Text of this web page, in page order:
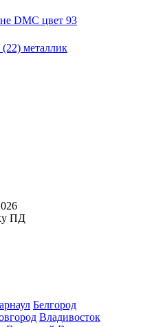
DMC цвет 93
металлик
ПД
Белгород
Владивосток